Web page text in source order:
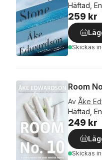
Häftad,
259 kr
Skickas
Room
Av Åke
Häftad,
249 kr
Skickas